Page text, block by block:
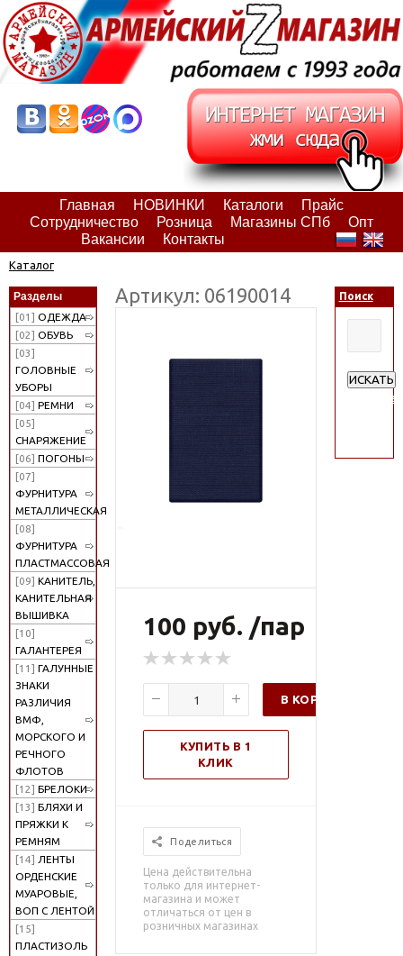
Главная НОВИНКИ Каталоги
Прайс
Сотрудничество
Розница Магазины СПб
Опт
Вакансии
Контакты
Каталог
Разделы
[01] ОДЕЖДА
[02] ОБУВЬ
[03]
ГОЛОВНЫЕ
УБОРЫ
[04] РЕМНИ
[05]
СНАРЯЖЕНИЕ
[06] ПОГОНЫ
[07]
ФУРНИТУРА
МЕТАЛЛИЧЕСКАЯ
[08]
ФУРНИТУРА
ПЛАСТМАССОВАЯ
[09] КАНИТЕЛЬ,
КАНИТЕЛЬНАЯ
ВЫШИВКА
[10]
ГАЛАНТЕРЕЯ
[11] ГАЛУННЫЕ
ЗНАКИ
РАЗЛИЧИЯ
ВМФ,
МОРСКОГО И
РЕЧНОГО
ФЛОТОВ
[12] БРЕЛОКИ
[13] БЛЯХИ И
ПРЯЖКИ К
РЕМНЯМ
[14] ЛЕНТЫ
ОРДЕНСКИЕ
МУАРОВЫЕ,
ВОП С ЛЕНТОЙ
[15]
ПЛАСТИЗОЛЬ
Артикул: 06190014
100 руб. /пар
В КОРЗИНУ
КУПИТЬ В 1
КЛИК
Поделиться
Цена действительна
только для интернет-
магазина и может
отличаться от цен в
розничных магазинах
Поиск
ИСКАТЬ